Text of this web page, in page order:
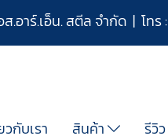
ส.อาร์.เอ็น. สตีล จำกัด | โทร :
วกับเรา สินค้า รีวิว